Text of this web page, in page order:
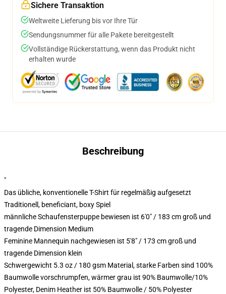
Sichere Transaktion
Weltweite Lieferung bis vor Ihre Tür
Sendungsnummer für alle Pakete bereitgestellt
Vollständige Rückerstattung, wenn das Produkt nicht
erhalten wurde
Beschreibung
"
Das übliche, konventionelle T-Shirt für regelmäßig aufgesetzt
Traditionell, beneficiant, boxy Spiel
männliche Schaufensterpuppe bewiesen ist 6'0" / 183 cm groß und
tragende Dimension Medium
Feminine Mannequin nachgewiesen ist 5'8" / 173 cm groß und
tragende Dimension klein
Schwergewicht 5.3 oz / 180 gsm Material, starke Farben sind 100%
Baumwolle vorschrumpfen, wärmer grau ist 90% Baumwolle/10%
Polyester, Denim Heather ist 50% Baumwolle / 50% Polyester